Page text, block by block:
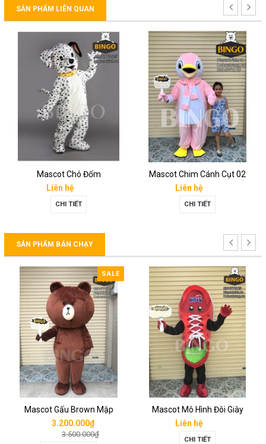
SẢN PHẨM LIÊN QUAN
Mascot Chó Đốm
Liên hệ
CHI TIẾT
Mascot Chim Cánh Cụt 02
Liên hệ
CHI TIẾT
SẢN PHẨM BÁN CHẠY
SALE
Mascot Gấu Brown Mập
3.200.000₫
3.500.000₫
Mascot Mô Hình Đôi Giày
Liên hệ
CHI TIẾT